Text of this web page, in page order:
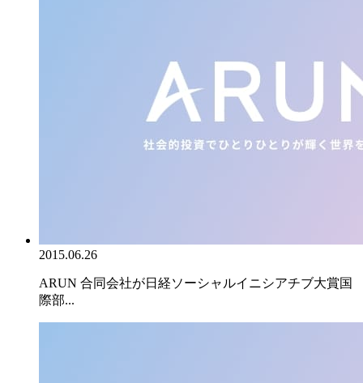
2015.06.26
ARUN 合同会社が日経ソーシャルイニシアチブ大賞国
際部...